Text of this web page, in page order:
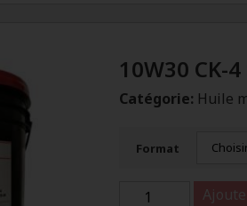
10W30 CK-4
Catégorie: Huile
Format